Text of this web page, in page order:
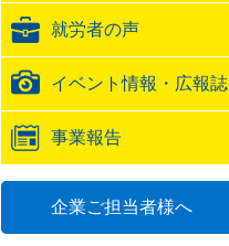
URL就労者の声
イベント情報・広報誌
事業報告
企業ご担当者様へ